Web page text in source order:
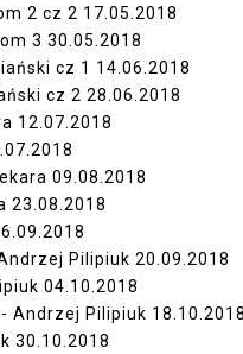
2 cz 2 17.05.2018
3 30.05.2018
cz 1 14.06.2018
cz 2 28.06.2018
12.07.2018
09.08.2018
23.08.2018
Pilipiuk 20.09.2018
04.10.2018
Andrzej Pilipiuk 18.10.2018
30.10.2018